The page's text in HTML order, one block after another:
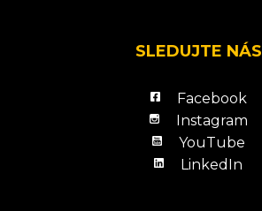
SLEDUJTE NÁS
Facebook
Instagram
YouTube
LinkedIn